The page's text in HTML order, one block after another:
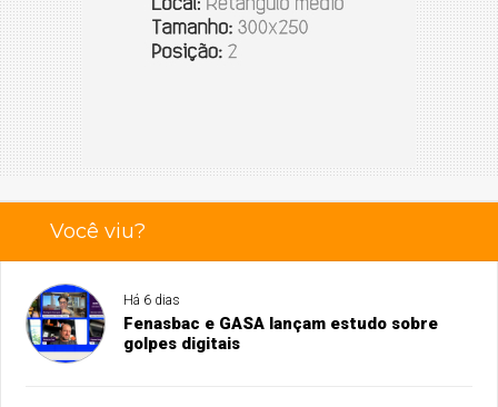
Você viu?
Há 6 dias
Fenasbac e GASA lançam estudo sobre
golpes digitais